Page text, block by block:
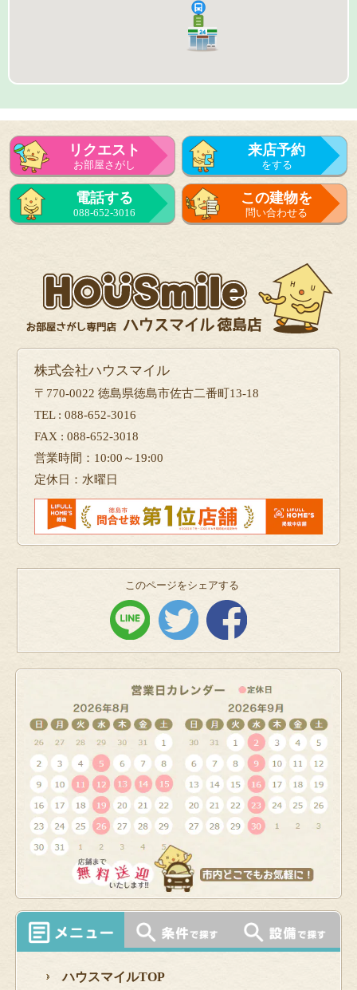
リクエスト
お部屋さがし
来店予約
をする
来店予約
をする
電話する
088-652-3016
この建物を
問い合わせる
株式会社ハウスマイル
〒770-0022 徳島県徳島市佐古二番町13-18
TEL : 088-652-3016
FAX : 088-652-3018
営業時間：10:00～19:00
定休日：水曜日
このページをシェアする
ハウスマイルTOP